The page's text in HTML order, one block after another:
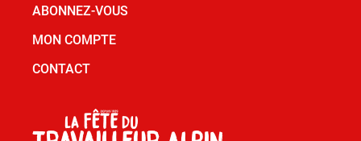
ABONNEZ-VOUS
MON COMPTE
CONTACT